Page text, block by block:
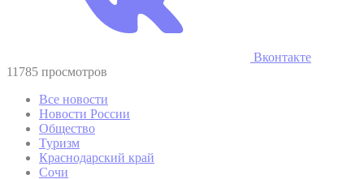
Вконтакте
11785 просмотров
Все новости
Новости России
Общество
Туризм
Краснодарский край
Сочи